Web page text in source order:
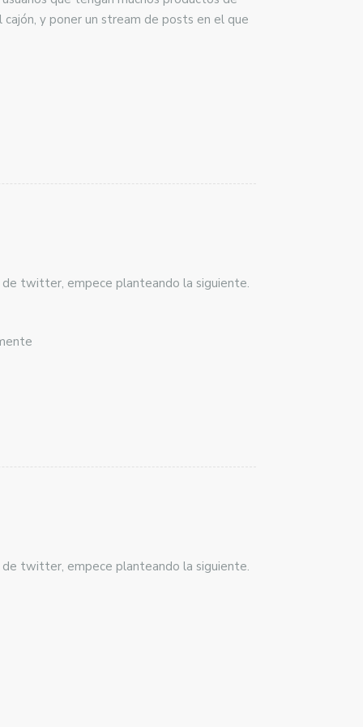
y poner un stream de posts en el que
twitter, empece planteando la siguiente.
twitter, empece planteando la siguiente.